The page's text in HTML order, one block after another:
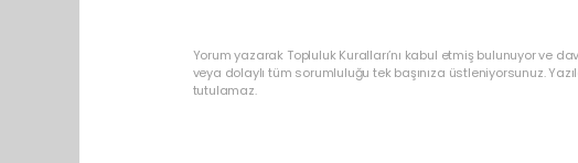
Yorum yazarak Topluluk Kuralları’nı kabul etmiş bulunuyor ve
veya dolaylı tüm sorumluluğu tek başınıza üstleniyorsunuz.
tutulamaz.